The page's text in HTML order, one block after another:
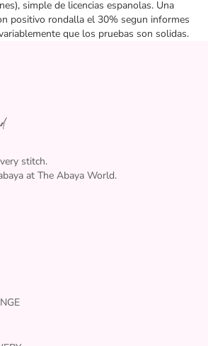
simple de licencias espanolas. Una
positivo rondalla el 30% segun informes
que los pruebas son solidas.
stitch.
at The Abaya World.